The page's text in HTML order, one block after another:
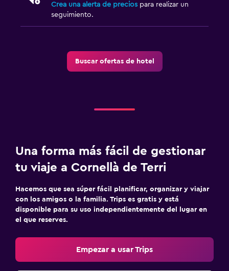
Sistema de entretenimiento
TV de pantalla plana
Restaurante
Bar/lounge
Piscina y spa
Bañera de hidromasaje
Aire libre
Terraza/patio
Crea una alerta de precios para realizar un
seguimiento.
Buscar ofertas de hotel
Una forma más fácil de gestionar
tu viaje a Cornellà de Terri
Hacemos que sea súper fácil planificar, organizar y viajar
con los amigos o la familia. Trips es gratis y está
disponible para su uso independientemente del lugar en
el que reserves.
Empezar a usar Trips